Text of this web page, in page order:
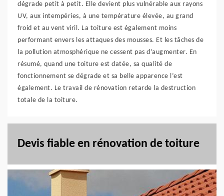
dégrade petit à petit. Elle devient plus vulnérable aux rayons
UV, aux intempéries, à une température élevée, au grand
froid et au vent viril. La toiture est également moins
performant envers les attaques des mousses. Et les tâches de
la pollution atmosphérique ne cessent pas d’augmenter. En
résumé, quand une toiture est datée, sa qualité de
fonctionnement se dégrade et sa belle apparence l’est
également. Le travail de rénovation retarde la destruction
totale de la toiture.
Devis fiable en rénovation de toiture